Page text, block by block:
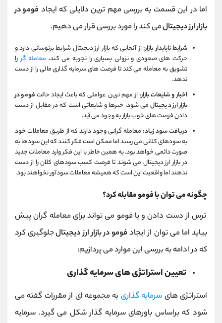
اما در این قسمت به بررسی مهم ترین دلایلی که ایجاد فومو در
بازار ارز دیجیتالمی کند را مورد بررسی قرار می دهیم.
شرایط ناپایدار بازار: از آنجایی که بازار ارز دیجیتال شرایط پرنوسانی دارد و
حرکت های صعودی و نزولی بسیاری را تجربه می کند، معامله گررا
تشویق به معامله می کند تا فرصت های سرمایه گذاری مالی را از دست
ندهد.
اخبار و شایعات بازار: از مهم ترین عواملی که باعث ایجاد حالتفومو در
بازار ارز دیجیتالمی شود، خبرها و شایعاتی است که در مقابل از دست
دادن فرصت های خوب بازار به وجود می آید.
دریافت سود زیاد: معامله گرانی وجود دارند که از طریق معاملات خود
به سودهای کلانی می رسند اما ممکن است فکر کنند که این سودها به
صورت دائمی خواهد بود. به همین خاطر با این فکر وارد معاملات جدید
در بازار ارز دیجیتال می شوند تا فرصت کسب سودهای کلان را از دست
ندهند اما واقعیت این است که همیشه معاملات سودآور نخواهند بود.
چگونه می توان با فومو مقابله کرد؟
ترس از دست دادن و یا فومو می تواند برای معامله گران پیش
بیاید اما می توان از ایجادفومو در بازار ارز دیجیتالجلوگیری کرد
که در ادامه به بررسی این موارد می پردازیم:
تعیین استراتژی های سرمایه گذاری
استراتژی های سرمایه گذاری به مجموعه ای از مقررات گفته می
شود که براساس باورهای سرمایه گذار شکل می گیرد. سرمایه